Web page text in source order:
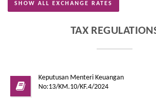
SHOW ALL EXCHANGE RATES
TAX
Keputusan Menteri Keuangan
No:13/KM.10/KF.4/2024